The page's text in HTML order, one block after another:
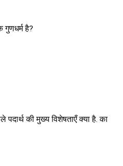
गुणधर्म है?
पदार्थ की मुख्य विशेषताएँ क्या है. का